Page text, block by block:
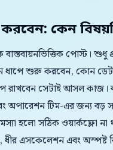
কেন
বাস্তবায়নভিত্তিক পোস্ট। শুধু
ধাপে শুরু করবেন, কোন
রাখবেন সেটাই আসল কাজ।
অপারেশন টিম-এর জন্য বড়
হলো সঠিক ওয়ার্কফ্লো না
ধীর এসকেলেশন এবং অস্পষ্ট